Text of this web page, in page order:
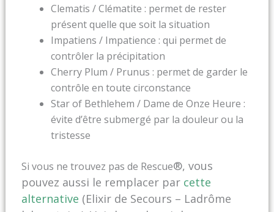
Clematis / Clématite : permet de rester
présent quelle que soit la situation
Impatiens / Impatience : qui permet de
contrôler la précipitation
Cherry Plum / Prunus : permet de garder le
contrôle en toute circonstance
Star of Bethlehem / Dame de Onze Heure :
évite d’être submergé par la douleur ou la
tristesse
Si vous ne trouvez pas de Rescue®, vous
pouvez aussi le remplacer par cette
alternative (Elixir de Secours – Ladrôme